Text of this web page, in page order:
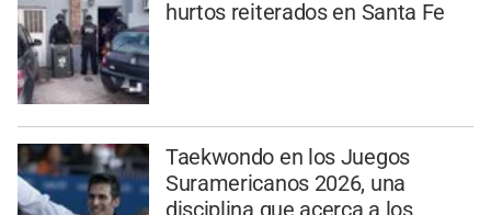
hurtos reiterados en Santa Fe
Taekwondo en los Juegos
Suramericanos 2026, una
disciplina que acerca a los